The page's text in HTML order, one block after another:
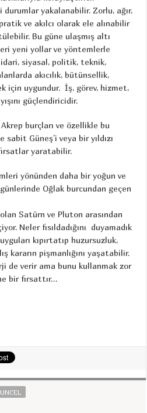
durumlar yakalanabilir. Zorlu, ağır,
ve akılcı olarak ele alınabilir
Bu güne ulaşmış altı
yeni yollar ve yöntemlerle
idari, siyasal, politik, teknik,
akıcılık, bütünsellik,
için uygundur. İş, görev, hizmet,
güçlendiricidir.
Akrep burçları ve özellikle bu
Güneş’i veya bir yıldızı
yaratabilir.
yönünden daha bir yoğun ve
Oğlak burcundan geçen
Satürn ve Pluton arasından
Neler fısıldadığını duyamadık
kıpırtatıp huzursuzluk,
kararın pişmanlığını yaşatabilir.
de verir ama bunu kullanmak zor
bir fırsattır…